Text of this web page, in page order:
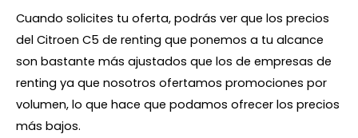
Cuando solicites tu oferta, podrás ver que los precios
del Citroen C5 de renting que ponemos a tu alcance
son bastante más ajustados que los de empresas de
renting ya que nosotros ofertamos promociones por
volumen, lo que hace que podamos ofrecer los precios
más bajos.